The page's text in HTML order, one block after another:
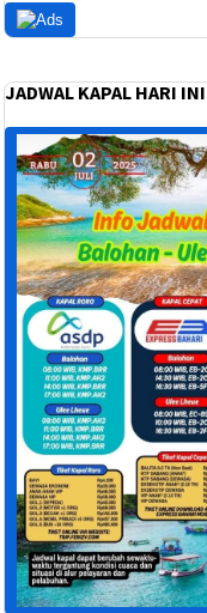
JADWAL KAPAL HARI INI